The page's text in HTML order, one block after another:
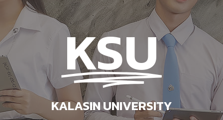
KSU
KALASIN UNIVERSITY